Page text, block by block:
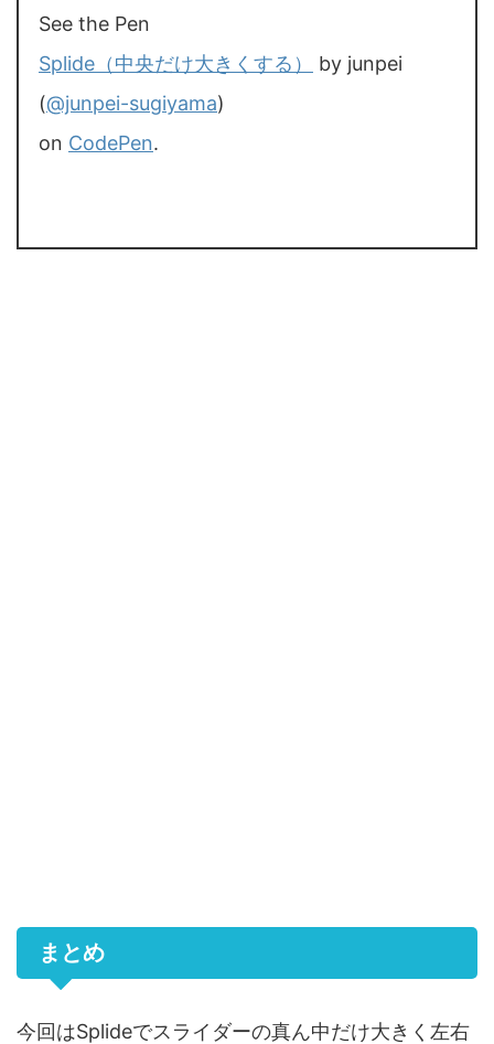
See the Pen
Splide（中央だけ大きくする）
by junpei
(@junpei-sugiyama)
on CodePen.
まとめ
今回はSplideでスライダーの真ん中だけ大きく左右